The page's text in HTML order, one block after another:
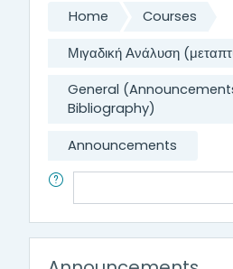
Home Courses
Μιγαδική Ανάλυση
General
Bibliography)
Announcements
Search